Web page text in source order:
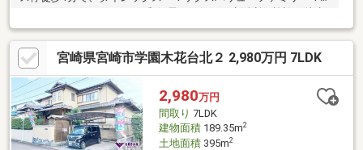
ト・ドラッグストアモリ・郵便局・銀行など生活利便施設も徒歩
圏に揃い、日々の暮らしも快適です。学園都市「学園木花台」の
美しい街並みに調和する和の趣ある佇まいで、敷地約119坪・建
物約57坪のゆとりある設計。LDKに加え6部屋を備え、二世帯や来
客の多いご家庭にも対応可能です。丁寧に維持管理されて大きな
リフォームは不要です。ぜひ現地にて、随所に息づく匠の技と上
質な住空間をご体感ください。 株式会社木花リアルティ
TEL0985-77-7553 スーモを見たとお伝えください。
宮崎県宮崎市学園木花台北２ 2,980万円 7LDK
2,980万円
間取り 7LDK
建物面積189.35m2
土地面積395m2